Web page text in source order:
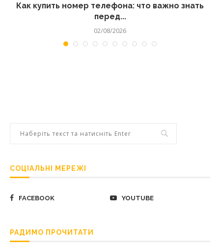
Как купить номер телефона: что важно знать
перед...
02/08/2026
СОЦІАЛЬНІ МЕРЕЖІ
FACEBOOK YOUTUBE
РАДИМО ПРОЧИТАТИ